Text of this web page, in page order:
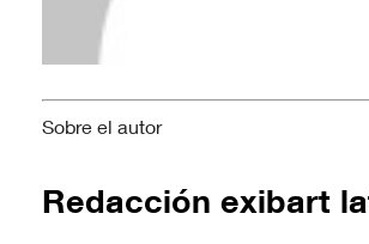
Sobre el autor
Redacción exibart